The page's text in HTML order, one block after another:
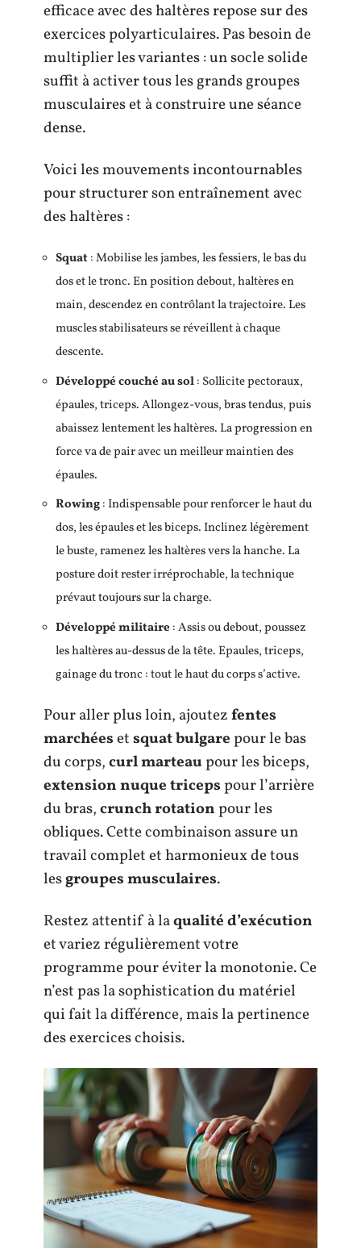
efficace avec des haltères repose sur des
exercices polyarticulaires. Pas besoin de
multiplier les variantes : un socle solide
suffit à activer tous les grands groupes
musculaires et à construire une séance
dense.
Voici les mouvements incontournables
pour structurer son entraînement avec
des haltères :
Squat: Mobilise les jambes, les fessiers, le bas du
dos et le tronc. En position debout, haltères en
main, descendez en contrôlant la trajectoire. Les
muscles stabilisateurs se réveillent à chaque
descente.
Développé couché au sol: Sollicite pectoraux,
épaules, triceps. Allongez-vous, bras tendus, puis
abaissez lentement les haltères. La progression en
force va de pair avec un meilleur maintien des
épaules.
Rowing: Indispensable pour renforcer le haut du
dos, les épaules et les biceps. Inclinez légèrement
le buste, ramenez les haltères vers la hanche. La
posture doit rester irréprochable, la technique
prévaut toujours sur la charge.
Développé militaire : Assis ou debout, poussez
les haltères au-dessus de la tête. Epaules, triceps,
gainage du tronc : tout le haut du corps s’active.
Pour aller plus loin, ajoutezfentes
marchéesetsquat bulgarepour le bas
du corps,curl marteaupour les biceps,
extension nuque tricepspour l’arrière
du bras,crunch rotationpour les
obliques. Cette combinaison assure un
travail complet et harmonieux de tous
lesgroupes musculaires.
Restez attentif à laqualité d’exécution
et variez régulièrement votre
programme pour éviter la monotonie. Ce
n’est pas la sophistication du matériel
qui fait la différence, mais la pertinence
des exercices choisis.